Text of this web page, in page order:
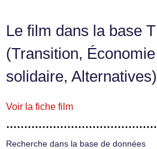
Le film dans la base
(Transition,
solidaire, Alternatives)
Voir la fiche film
Recherche dans la base de données